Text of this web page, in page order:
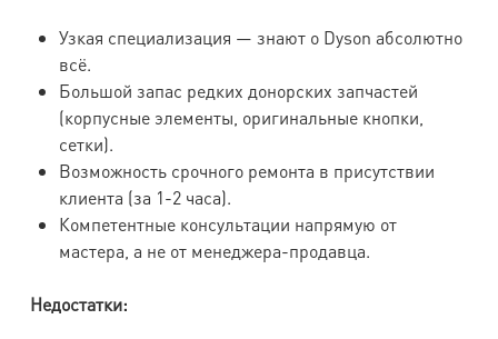
Узкая специализация — знают о Dyson абсолютно
всё.
Большой запас редких донорских запчастей
(корпусные элементы, оригинальные кнопки,
сетки).
Возможность срочного ремонта в присутствии
клиента (за 1-2 часа).
Компетентные консультации напрямую от
мастера, а не от менеджера-продавца.
Недостатки: